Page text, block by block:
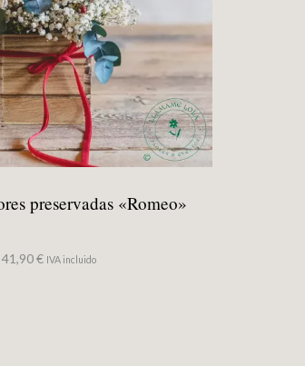
preservadas «Romeo»
41,90€ IVA incluido